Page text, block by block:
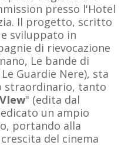
presso l'Hotel
Il progetto, scritto
sviluppato in
di rievocazione
Le bande di
Guardie Nere), sta
straordinario, tanto
VIew" (edita dal
un ampio
portando alla
del cinema